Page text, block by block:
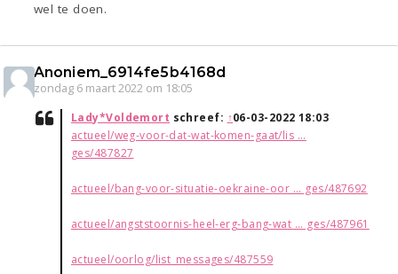
wel te doen.
Anoniem_6914fe5b4168d
zondag 6 maart 2022 om 18:05
Lady*Voldemort schreef: ↑06-03-2022 18:03
actueel/weg-voor-dat-wat-komen-gaat/lis ...
ges/487827
actueel/bang-voor-situatie-oekraine-oor ... ges/487692
actueel/angststoornis-heel-erg-bang-wat ... ges/487961
actueel/oorlog/list_messages/487559